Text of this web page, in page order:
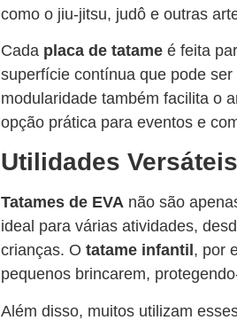
como o jiu-jitsu, judô e outras
Cada placa de tatame é feita
superfície contínua que pode
modularidade também facilita o
opção prática para eventos e
Utilidades
Tatames de EVA não são
ideal para várias atividades,
crianças. Otatame infantil , por
pequenos brincarem,
Além disso, muitos utilizam